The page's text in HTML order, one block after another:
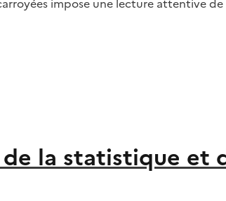
impose une lecture attentive
la statistique et